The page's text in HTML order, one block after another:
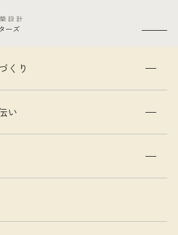
スターズ
ーズ
くり
い
コラム
金計画」について
家づくりについて